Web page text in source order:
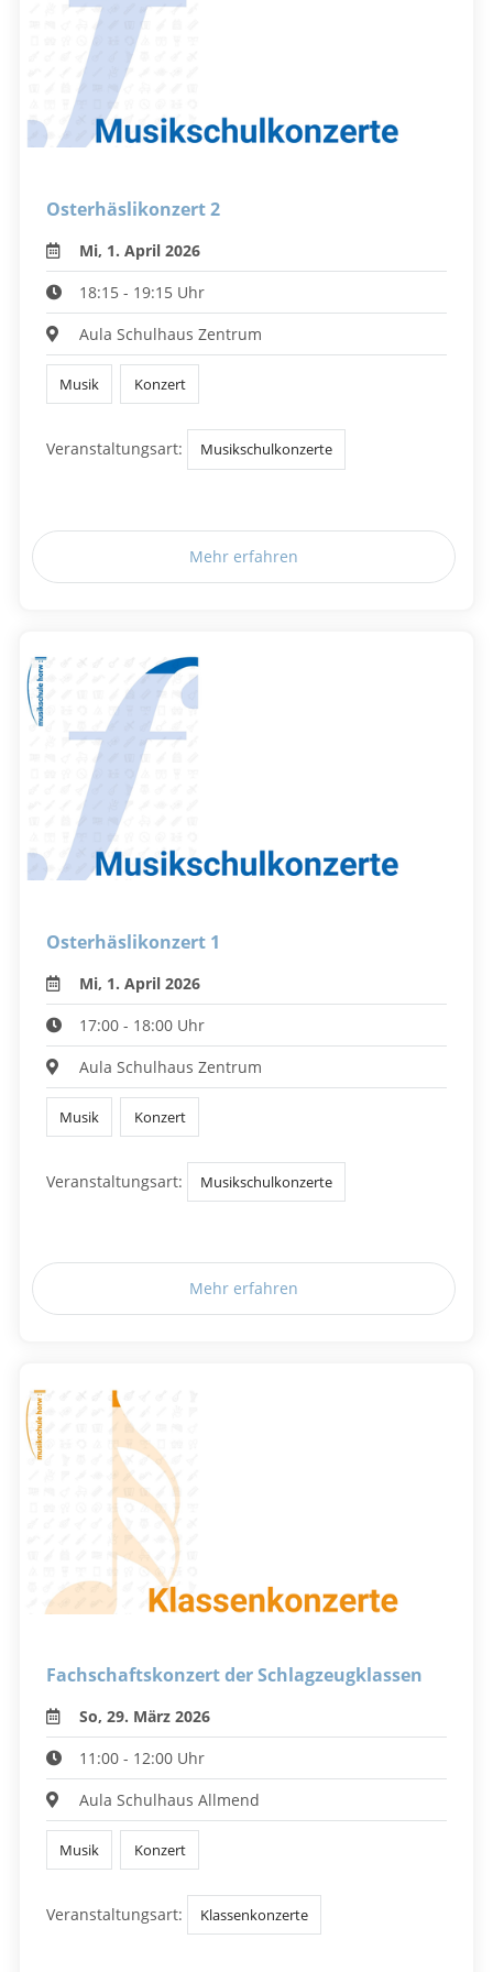
Osterhäslikonzert 2
Mi, 1. April 2026
18:15 - 19:15 Uhr
Aula Schulhaus Zentrum
Musik Konzert
Veranstaltungsart: Musikschulkonzerte
Mehr erfahren
Osterhäslikonzert 1
Mi, 1. April 2026
17:00 - 18:00 Uhr
Aula Schulhaus Zentrum
Musik Konzert
Veranstaltungsart: Musikschulkonzerte
Mehr erfahren
Fachschaftskonzert der Schlagzeugklassen
So, 29. März 2026
11:00 - 12:00 Uhr
Aula Schulhaus Allmend
Musik Konzert
Veranstaltungsart: Klassenkonzerte